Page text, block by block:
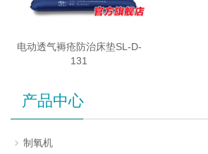
电动透气褥疮防治床垫SL-D-
131
产品中心
制氧机